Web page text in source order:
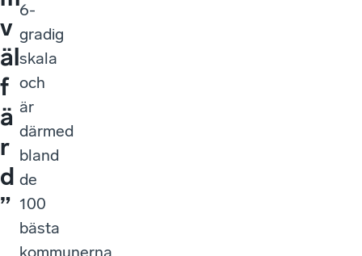
v
äl
f
ä
r
d
”
6-
gradig
skala
och
är
därmed
bland
de
100
bästa
kommunerna